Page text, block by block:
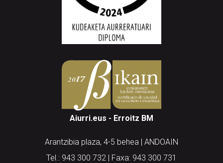
Aiurri.eus - Erroitz BM
Arantzibia plaza, 4-5 behea | ANDOAIN
Tel.: 943 300 732 | Faxa: 943 300 731